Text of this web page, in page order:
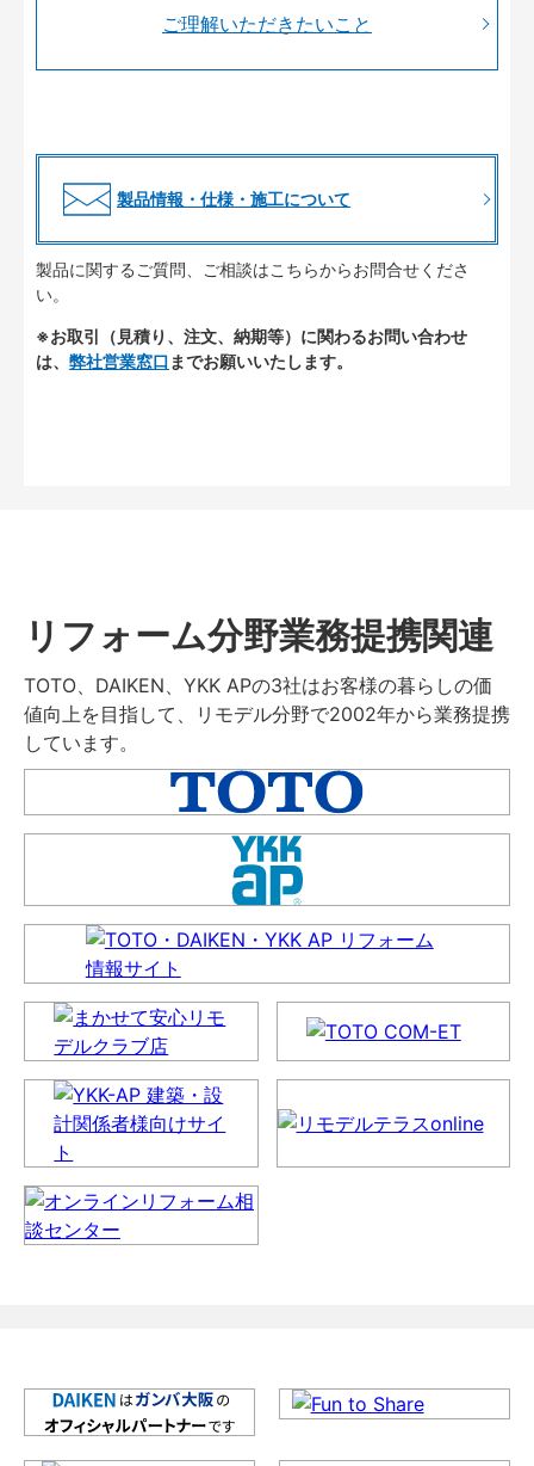
ご理解いただきたいこと
製品情報・仕様・施工について
製品に関するご質問、ご相談はこちらからお問合せくださ
い。
※お取引（見積り、注文、納期等）に関わるお問い合わせ
は、 弊社営業窓口 までお願いいたします。
リフォーム分野業務提携関連
TOTO、DAIKEN、YKK APの3社はお客様の暮らしの価
値向上を目指して、リモデル分野で2002年から業務提携
しています。